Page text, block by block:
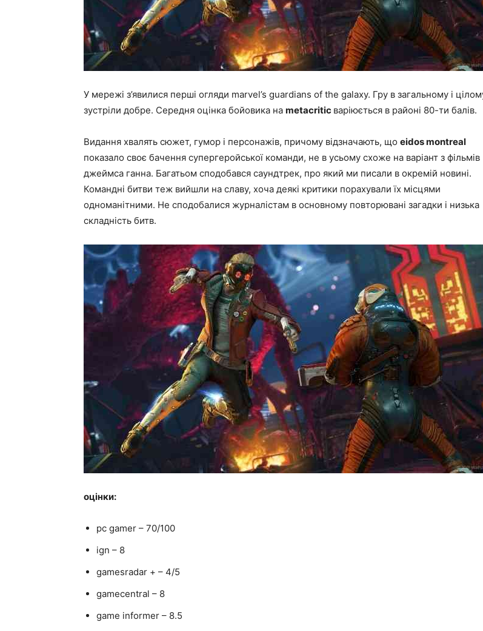
У мережі з’явилися перші огляди marvel’s guardians of the galaxy. Гру в загальному і
зустріли добре. Середня оцінка бойовика на metacritic варіюється в районі 80-ти балів.
Видання хвалять сюжет, гумор і персонажів, причому відзначають, що eidos montreal
показало своє бачення супергеройської команди, не в усьому схоже на варіант з фільмів
джеймса ганна. Багатьом сподобався саундтрек, про який ми писали в окремій новині.
Командні битви теж вийшли на славу, хоча деякі критики порахували їх місцями
одноманітними. Не сподобалися журналістам в основному повторювані загадки і низька
складність битв.
оцінки:
pc gamer – 70/100
ign – 8
gamesradar + – 4/5
gamecentral – 8
game informer – 8.5